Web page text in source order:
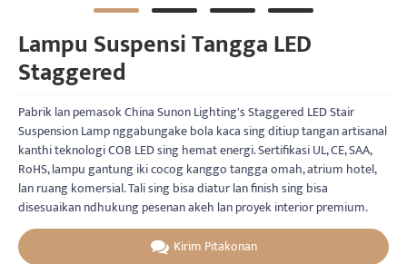
Lampu Suspensi Tangga LED
Staggered
Pabrik lan pemasok China Sunon Lighting's Staggered LED Stair
Suspension Lamp nggabungake bola kaca sing ditiup tangan artisanal
kanthi teknologi COB LED sing hemat energi. Sertifikasi UL, CE, SAA,
RoHS, lampu gantung iki cocog kanggo tangga omah, atrium hotel,
lan ruang komersial. Tali sing bisa diatur lan finish sing bisa
disesuaikan ndhukung pesenan akeh lan proyek interior premium.
Kirim Pitakonan